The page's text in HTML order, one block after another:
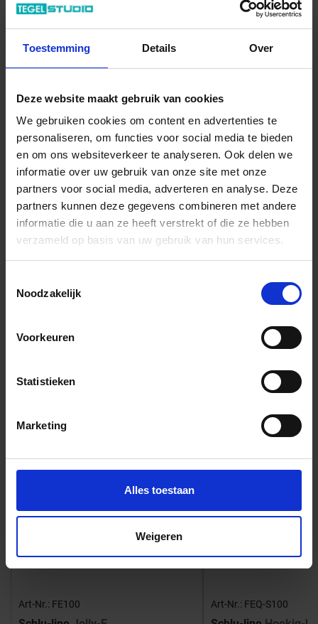
Toestemming Details Over
Deze website maakt gebruik van cookies
We gebruiken cookies om content en advertenties te
personaliseren, om functies voor social media te bieden
en om ons websiteverkeer te analyseren. Ook delen we
informatie over uw gebruik van onze site met onze
partners voor social media, adverteren en analyse. Deze
partners kunnen deze gegevens combineren met andere
informatie die u aan ze heeft verstrekt of die ze hebben
verzameld op basis van uw gebruik van hun services.
Noodzakelijk
Voorkeuren
Statistieken
Marketing
Alles toestaan
Weigeren
+31 (0) 478 - 69 11 63 Productaanvraag
Topcollection Flow Indrukken
Previous
Andere Series van Topcollection
Art-Nr.: FE100 Art-Nr.: FEQ-S100